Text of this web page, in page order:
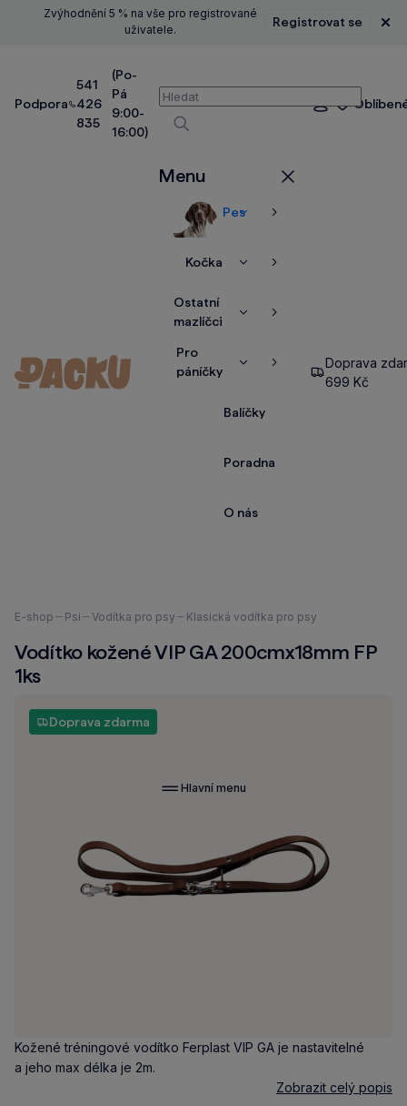
Zvýhodnění 5 % na vše pro registrované
uživatele.
Registrovat se
Podpora
541
426
835
(Po-
Pá
9:00-
16:00)
Vyhledávání
Vyhledávat
Přihlášení
Menu
PesZobrazitZobrazit
Kočka
ZobrazitZobrazit
Ostatní
mazlíčci
ZobrazitZobrazit
Pro
páníčky
ZobrazitZobrazit
Balíčky
Poradna
O nás
Hlavní menu
Doprava
699 Kč
Nacházíte
zde:
E-shop Psi Vodítka pro psy Klasická vodítka pro psy
Vodítko kožené VIP GA 200cmx18mm FP
1ks
Doprava zdarma
Kožené tréningové vodítko Ferplast VIP GA je nastavitelné
a jeho max délka je 2m.
Zobrazit celý popis